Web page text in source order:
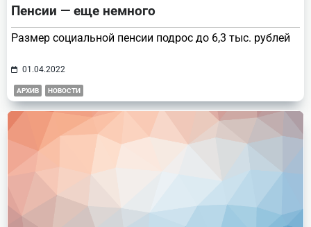
Пенсии — еще немного
Размер социальной пенсии подрос до 6,3 тыс. рублей
01.04.2022
АРХИВ НОВОСТИ